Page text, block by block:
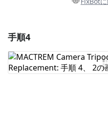
コメントを追加
手順4